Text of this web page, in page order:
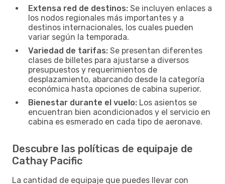
Extensa red de destinos: Se incluyen enlaces a
los nodos regionales más importantes y a
destinos internacionales, los cuales pueden
variar según la temporada.
Variedad de tarifas: Se presentan diferentes
clases de billetes para ajustarse a diversos
presupuestos y requerimientos de
desplazamiento, abarcando desde la categoría
económica hasta opciones de cabina superior.
Bienestar durante el vuelo: Los asientos se
encuentran bien acondicionados y el servicio en
cabina es esmerado en cada tipo de aeronave.
Descubre las políticas de equipaje de
Cathay Pacific
La cantidad de equipaje que puedes llevar con